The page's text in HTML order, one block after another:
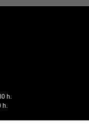
h.
h.